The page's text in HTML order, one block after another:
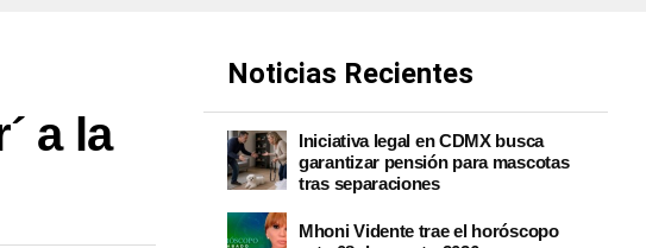
a la
Noticias Recientes
Iniciativa legal en CDMX busca
garantizar pensión para mascotas
tras separaciones
Mhoni Vidente trae el horóscopo